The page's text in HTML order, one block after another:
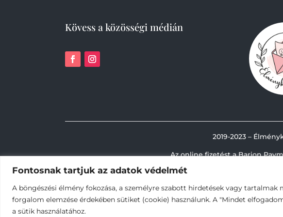
Fontosnak tartjuk az adatok védelmét
A böngészési élmény fokozása, a személyre szabott hirdetések vagy tartalmak
forgalom elemzése érdekében sütiket (cookie) használunk. A "Mindet
a sütik használatához.
Kövess a közösségi médián
2019-2023 –
Az online fizetést a Barion